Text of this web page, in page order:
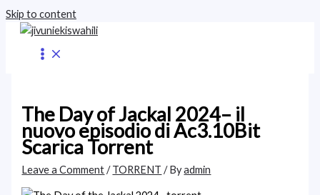
Skip to content
The Day of Jackal 2024– il
nuovo episodio di Ac3.10Bit
Scarica Torrent
Leave a Comment /TORRENT / Byadmin